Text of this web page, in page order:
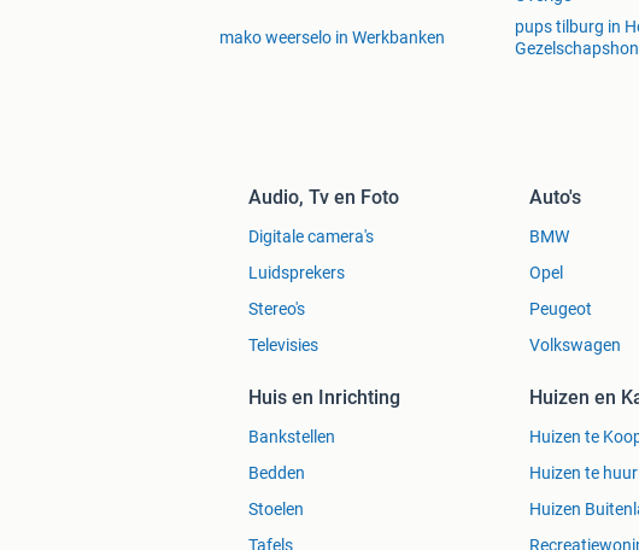
mako weerselo in Werkbanken
pups tilburg in
Audio, Tv en Foto
Digitale camera's
Luidsprekers
Stereo's
Televisies
Auto's
BMW
Opel
Peugeot
Volkswagen
Huis en Inrichting
Bankstellen
Bedden
Stoelen
Tafels
Huizen en
Huizen te
Huizen te huur
Huizen